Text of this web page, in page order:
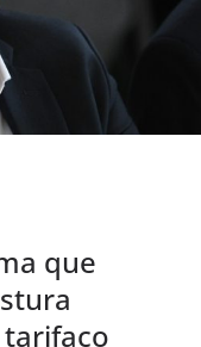
que
tarifaço